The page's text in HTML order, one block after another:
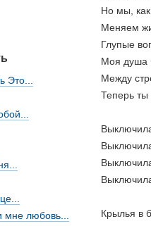
Но мы, как
Меняем
Глупые
Моя душа
Между
Теперь
Крылья в
Это...
любовь...